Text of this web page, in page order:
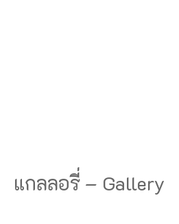
แกลลอรี่ – Gallery